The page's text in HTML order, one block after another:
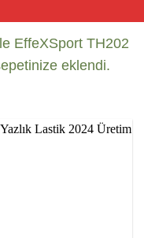
EffeXSport TH202
eklendi.